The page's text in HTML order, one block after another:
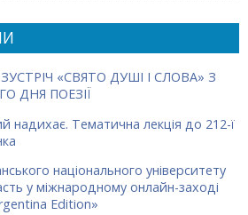
«СВЯТО ДУШІ І СЛОВА» З
ДНЯ ПОЕЗІЇ
надихає. Тематична лекція до 212-ї
національного університету
у міжнародному онлайн-заході
Edition»